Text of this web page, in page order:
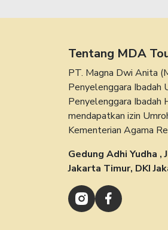
Tentang MDA
PT. Magna Dwi Anita
Penyelenggara Ibadah
Penyelenggara Ibadah
mendapatkan izin
Kementerian Agama
Gedung Adhi Yudha ,
Jakarta Timur, DKI